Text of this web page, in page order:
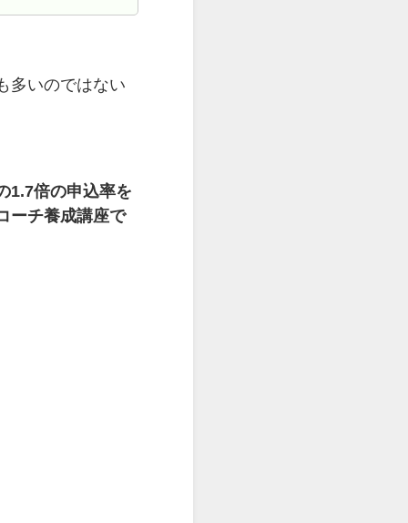
多いのではない
1.7倍の申込率を
ーチ養成講座で